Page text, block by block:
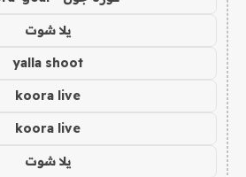
يلا شوت
yalla shoot
koora live
koora live
يلا شوت